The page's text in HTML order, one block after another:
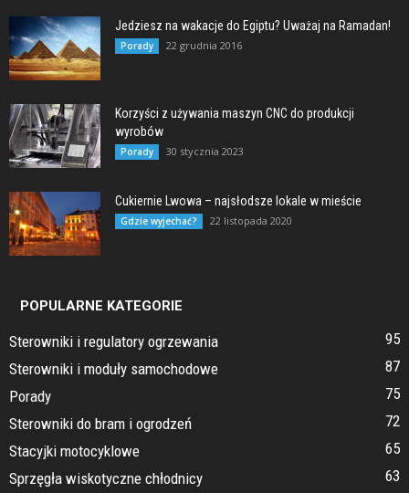
Jedziesz na wakacje do Egiptu? Uważaj na Ramadan!
Porady 22 grudnia 2016
Korzyści z używania maszyn CNC do produkcji
wyrobów
Porady 30 stycznia 2023
Cukiernie Lwowa – najsłodsze lokale w mieście
Gdzie wyjechać? 22 listopada 2020
POPULARNE KATEGORIE
Sterowniki i regulatory ogrzewania
95
Sterowniki i moduły samochodowe
87
Porady
75
Sterowniki do bram i ogrodzeń
72
Stacyjki motocyklowe
65
Sprzęgła wiskotyczne chłodnicy
63